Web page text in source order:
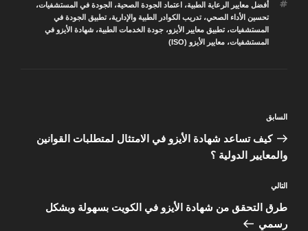
الوسوم
أفضل معايير الرعاية الطبية، اعتماد الجودة الصحية، الجودة في المستشفيات،
تحسين الأداء الصحي،تدريب الكوادر الطبية والإدارية،تطبيق الجودة في
المستشفيات،تطبيق معايير الأيزو،جودة الخدمات الطبية،شهادة الأيزو في
المستشفيات،معايير الأيزو (ISO)
المقالة
السابقة
السابق
كيف تساعد شهادة الأيزو في الامتثال لمتطلبات القوانين
والمعايير الدولية ؟
المقالة
التالية
التالي
طرق التحقق من شهادة الأيزو في الكويت بسهولة وبشكل
رسمي